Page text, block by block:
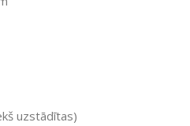
uzstādītas)